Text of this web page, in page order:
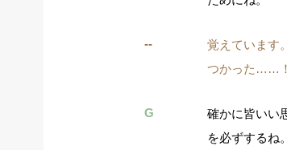
--
覚えています
つかった……！
G
確かに皆いい
を必ずするね